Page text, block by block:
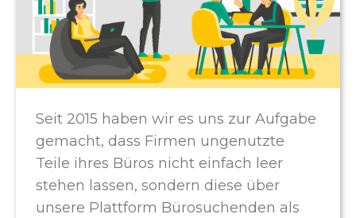
Seit 2015 haben wir es uns zur Aufgabe
gemacht, dass Firmen ungenutzte
Teile ihres Büros nicht einfach leer
stehen lassen, sondern diese über
unsere Plattform Bürosuchenden als